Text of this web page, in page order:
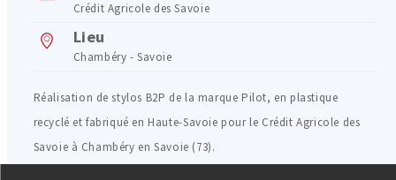
Crédit Agricole des Savoie
Lieu
Chambéry - Savoie
Réalisation de stylos B2P de la marque Pilot, en plastique
recyclé et fabriqué en Haute-Savoie pour le Crédit Agricole des
Savoie à Chambéry en Savoie (73).